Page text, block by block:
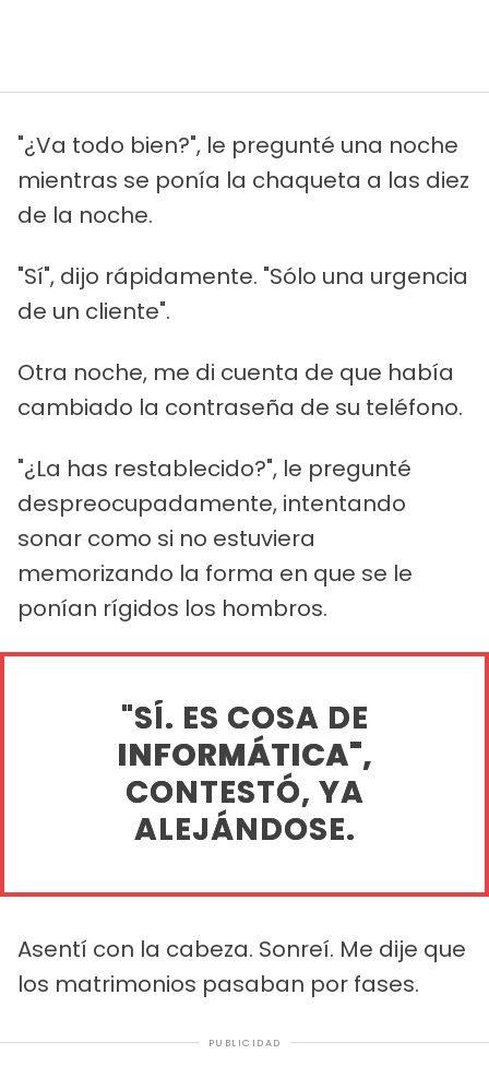
"¿Va todo bien?", le pregunté una noche
mientras se ponía la chaqueta a las diez
de la noche.
"Sí", dijo rápidamente. "Sólo una urgencia
de un cliente".
Otra noche, me di cuenta de que había
cambiado la contraseña de su teléfono.
"¿La has restablecido?", le pregunté
despreocupadamente, intentando
sonar como si no estuviera
memorizando la forma en que se le
ponían rígidos los hombros.
"SÍ. ES COSA DE
INFORMÁTICA",
CONTESTÓ, YA
ALEJÁNDOSE.
Asentí con la cabeza. Sonreí. Me dije que
los matrimonios pasaban por fases.
PUBLICIDAD